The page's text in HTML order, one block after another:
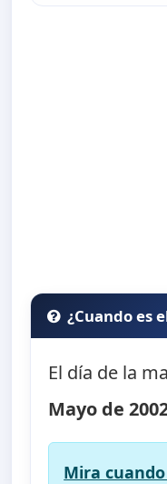
¿Cuando es
El día de la
Mayo de
Mira